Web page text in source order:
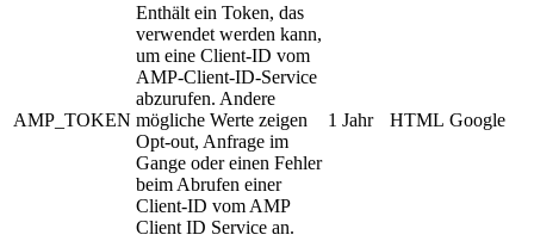
AMP_TOKEN
Enthält ein Token, das
verwendet werden kann,
um eine Client-ID vom
AMP-Client-ID-Service
abzurufen. Andere
mögliche Werte zeigen
Opt-out, Anfrage im
Gange oder einen Fehler
beim Abrufen einer
Client-ID vom AMP
Client ID Service an.
1 Jahr HTML Google